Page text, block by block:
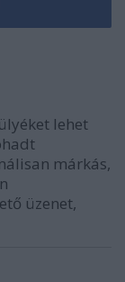
lehet
márkás,
üzenet,